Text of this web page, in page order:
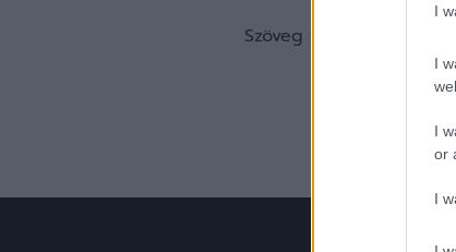
I
I
I
or
I
Szöveg forrása: dvtk.eu